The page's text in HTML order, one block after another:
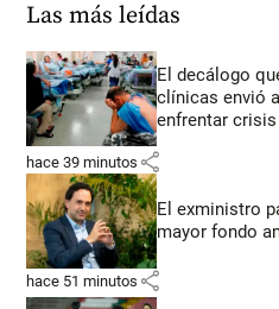
Las más leídas
El decálogo
clínicas envió
enfrentar
hace 39 minutos share
El exministro
mayor fondo
hace 51 minutos share